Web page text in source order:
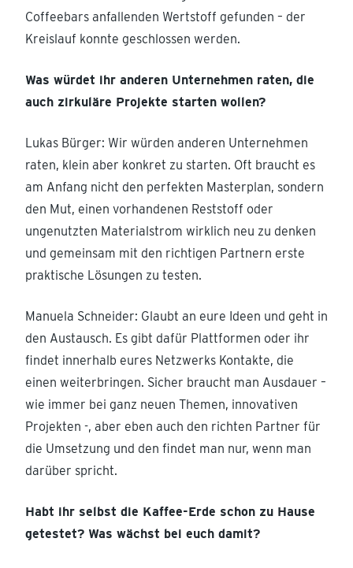
Coffeebars anfallenden Wertstoff gefunden – der
Kreislauf konnte geschlossen werden.
Was würdet ihr anderen Unternehmen raten, die
auch zirkuläre Projekte starten wollen?
Lukas Bürger: Wir würden anderen Unternehmen
raten, klein aber konkret zu starten. Oft braucht es
am Anfang nicht den perfekten Masterplan, sondern
den Mut, einen vorhandenen Reststoff oder
ungenutzten Materialstrom wirklich neu zu denken
und gemeinsam mit den richtigen Partnern erste
praktische Lösungen zu testen.
Manuela Schneider: Glaubt an eure Ideen und geht in
den Austausch. Es gibt dafür Plattformen oder ihr
findet innerhalb eures Netzwerks Kontakte, die
einen weiterbringen. Sicher braucht man Ausdauer –
wie immer bei ganz neuen Themen, innovativen
Projekten -, aber eben auch den richten Partner für
die Umsetzung und den findet man nur, wenn man
darüber spricht.
Habt ihr selbst die Kaffee-Erde schon zu Hause
getestet? Was wächst bei euch damit?